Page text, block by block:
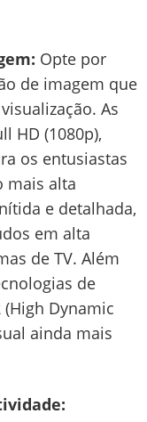
Opte por
de imagem que
As
HD (1080p),
os entusiastas
mais alta
e detalhada,
em alta
de TV. Além
de
Dynamic
ainda mais